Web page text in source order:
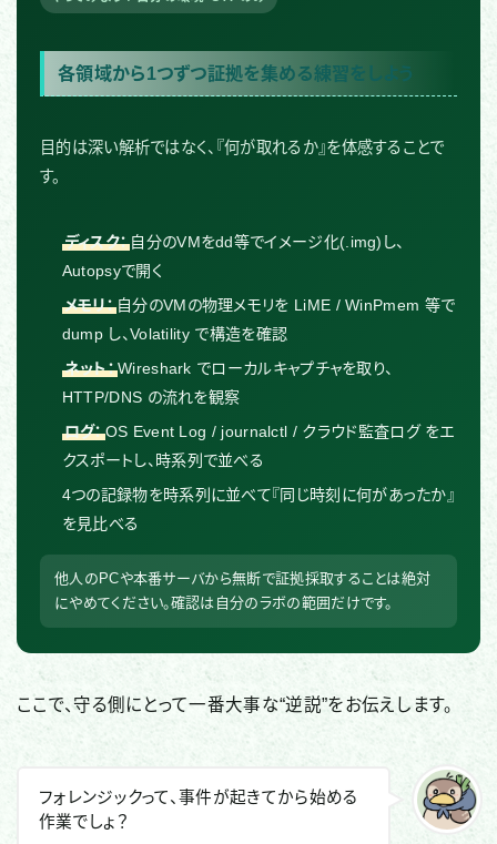
各領域から1つずつ証拠を集める練習をしよう
目的は深い解析ではなく、『何が取れるか』を体感することで
す。
ディスク： 自分のVMをdd等でイメージ化(.img)し、
Autopsyで開く
メモリ：自分のVMの物理メモリを LiME / WinPmem 等で
dump し、Volatility で構造を確認
ネット：Wireshark でローカルキャプチャを取り、
HTTP/DNS の流れを観察
ログ：OS Event Log / journalctl / クラウド監査ログ をエ
クスポートし、時系列で並べる
4つの記録物を時系列に並べて『同じ時刻に何があったか』
を見比べる
他人のPCや本番サーバから無断で証拠採取することは絶対
にやめてください。確認は自分のラボの範囲だけです。
ここで、守る側にとって一番大事な“逆説”をお伝えします。
フォレンジックって、事件が起きてから始める
作業でしょ？